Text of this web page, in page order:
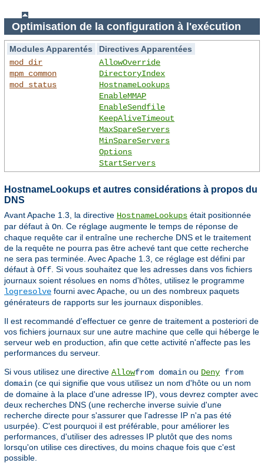
Optimisation de la configuration à l'exécution
Modules Apparentés
Directives Apparentées
mod_dir
mpm_common
mod_status
AllowOverride
DirectoryIndex
HostnameLookups
EnableMMAP
EnableSendfile
KeepAliveTimeout
MaxSpareServers
MinSpareServers
Options
StartServers
HostnameLookups et autres considérations à propos du
DNS
Avant Apache 1.3, la directive HostnameLookups était positionnée
par défaut à On . Ce réglage augmente le temps de réponse de
chaque requête car il entraîne une recherche DNS et le traitement
de la requête ne pourra pas être achevé tant que cette recherche
ne sera pas terminée. Avec Apache 1.3, ce réglage est défini par
défaut à Off . Si vous souhaitez que les adresses dans vos fichiers
journaux soient résolues en noms d'hôtes, utilisez le programme
logresolve fourni avec Apache, ou un des nombreux paquets
générateurs de rapports sur les journaux disponibles.
Il est recommandé d'effectuer ce genre de traitement a posteriori de
vos fichiers journaux sur une autre machine que celle qui héberge le
serveur web en production, afin que cette activité n'affecte pas les
performances du serveur.
Si vous utilisez une directive Allowfrom domain ou Deny from
domain (ce qui signifie que vous utilisez un nom d'hôte ou un nom
de domaine à la place d'une adresse IP), vous devrez compter avec
deux recherches DNS (une recherche inverse suivie d'une
recherche directe pour s'assurer que l'adresse IP n'a pas été
usurpée). C'est pourquoi il est préférable, pour améliorer les
performances, d'utiliser des adresses IP plutôt que des noms
lorsqu'on utilise ces directives, du moins chaque fois que c'est
possible.